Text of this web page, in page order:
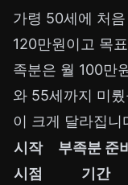
가령 50세에 처
120만원이고 목
족분은 월 100만
와 55세까지 미
이 크게 달라집니
시작
시점
부족분 준비
기간